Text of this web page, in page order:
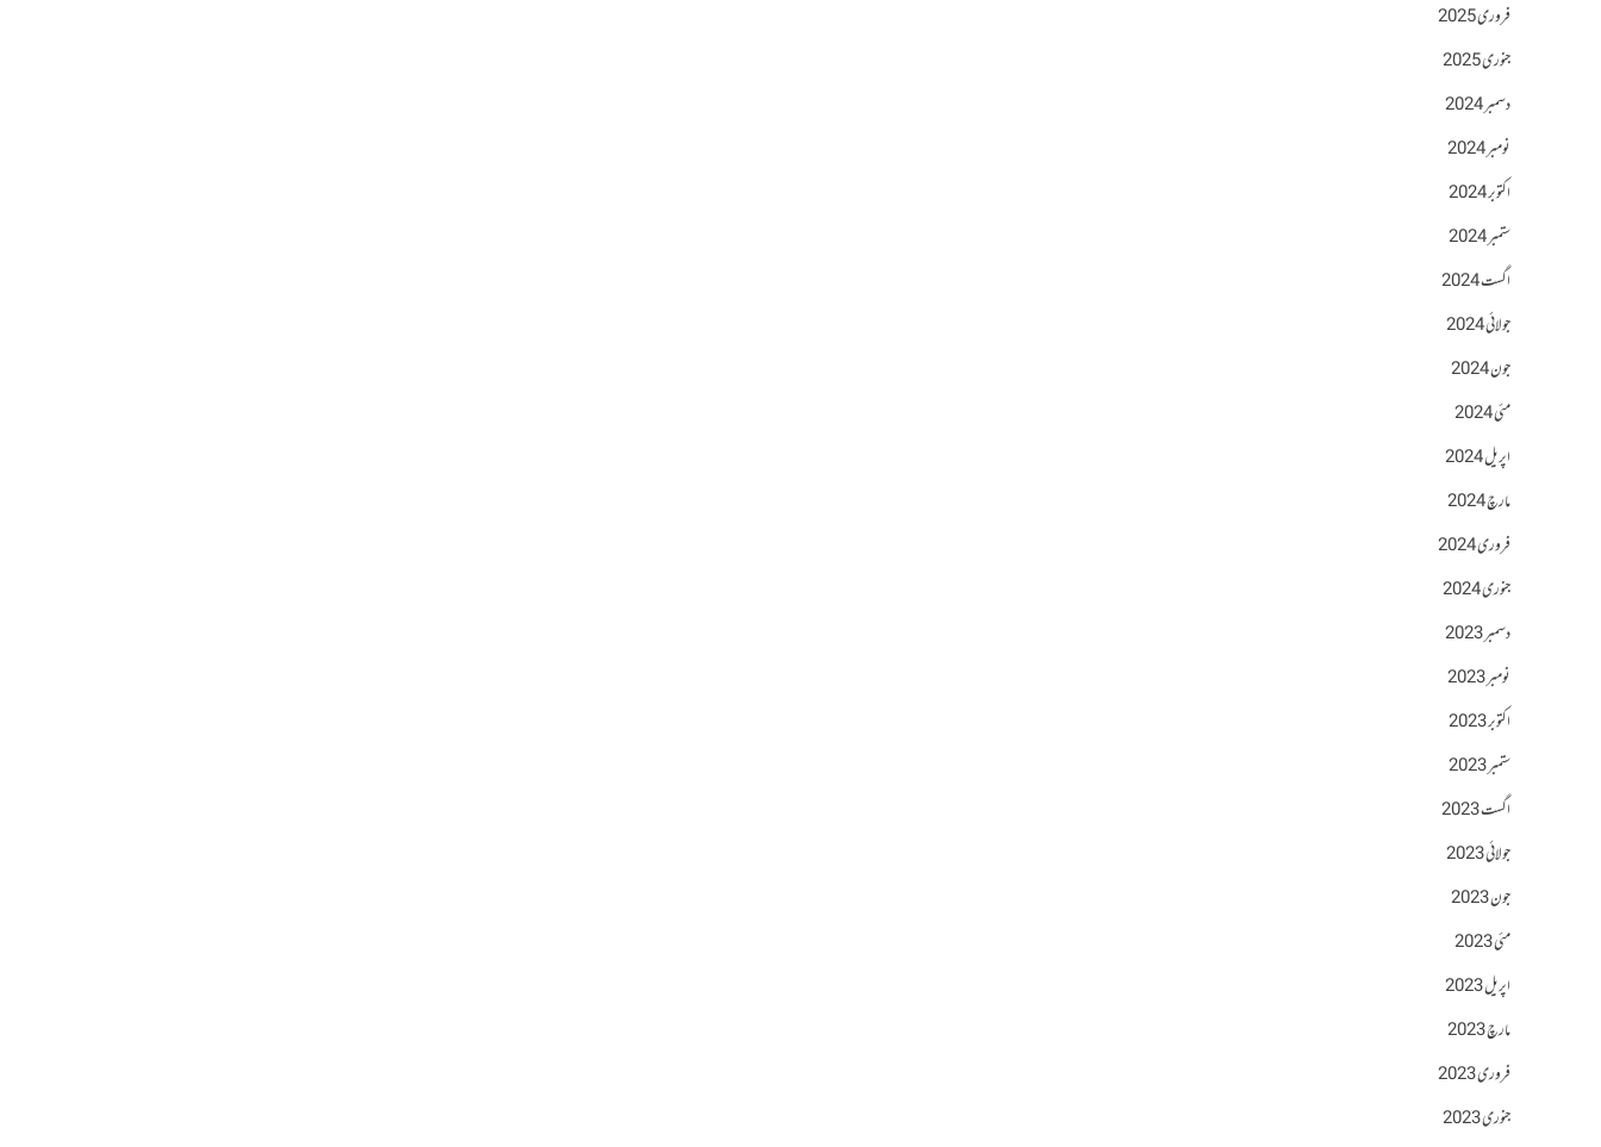
فروری 2025
جنوری 2025
دسمبر 2024
نومبر 2024
اکتوبر 2024
ستمبر 2024
اگست 2024
جولائی 2024
جون 2024
مئی 2024
اپریل 2024
مارچ 2024
فروری 2024
جنوری 2024
دسمبر 2023
نومبر 2023
اکتوبر 2023
ستمبر 2023
اگست 2023
جولائی 2023
جون 2023
مئی 2023
اپریل 2023
مارچ 2023
فروری 2023
جنوری 2023